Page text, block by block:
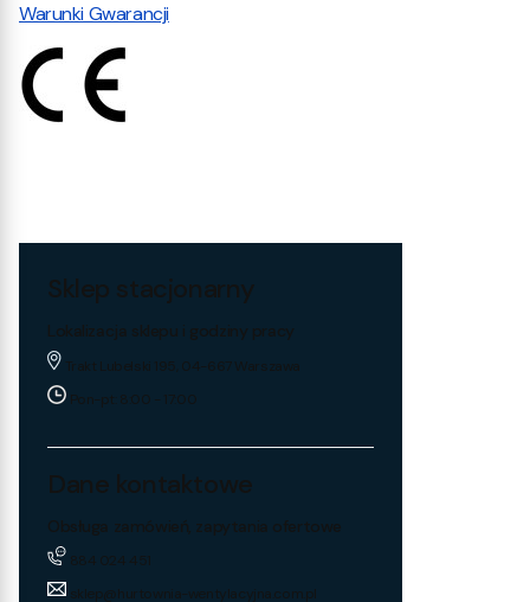
Warunki Gwarancji
Sklep stacjonarny
Lokalizacja sklepu i godziny pracy
Trakt Lubelski 195, 04-667 Warszawa
Pon-pt: 8:00 - 17:00
Dane kontaktowe
Obsługa zamówień, zapytania ofertowe
884 024 451
sklep@hurtownia-wentylacyjna.com.pl